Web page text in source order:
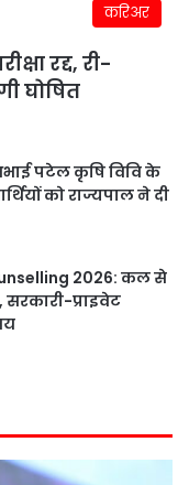
करिअर
रद्द, री-
घोषित
पटेल कृषि विवि के
को राज्यपाल ने दी
2026: कल से
प्राइवेट